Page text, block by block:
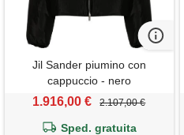
Jil Sander piumino con
cappuccio - nero
1.916,00 € 2.107,00 €
Sped. gratuita